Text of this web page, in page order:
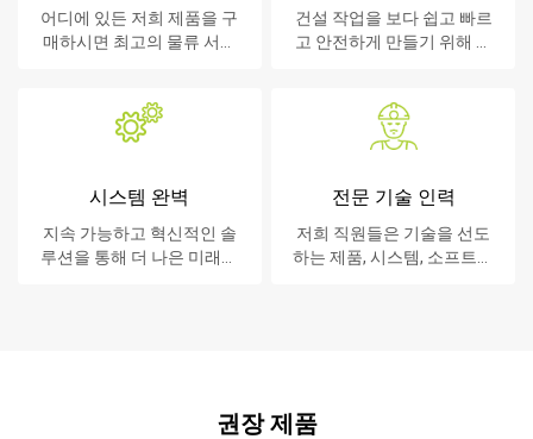
어디에 있든 저희 제품을 구
매하시면 최고의 물류 서비
건설 작업을 보다 쉽고 빠르
고 안전하게 만들기 위해 노
시스템 완벽
지속 가능하고 혁신적인 솔
루션을 통해 더 나은 미래를
전문 기술 인력
저희 직원들은 기술을 선도
하는 제품, 시스템, 소프트웨
권장 제품